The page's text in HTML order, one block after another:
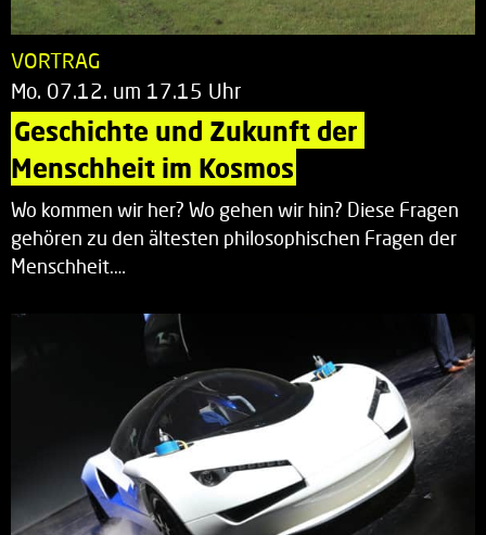
VORTRAG
Mo. 07.12. um 17.15 Uhr
Geschichte und Zukunft der
Menschheit im Kosmos
Wo kommen wir her? Wo gehen wir hin? Diese Fragen
gehören zu den ältesten philosophischen Fragen der
Menschheit.…